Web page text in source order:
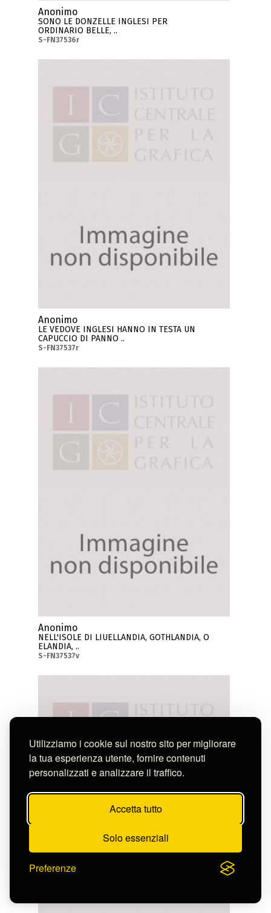
Utilizziamo i cookie sul nostro sito per migliorare
la tua esperienza utente, fornire contenuti
personalizzati e analizzare il traffico.
Accetta tutto
Solo essenziali
Preferenze
Anonimo
SONO LE DONZELLE INGLESI PER
ORDINARIO BELLE, ..
S-FN37536r
Anonimo
LE VEDOVE INGLESI HANNO IN TESTA UN
CAPUCCIO DI PANNO ..
S-FN37537r
Anonimo
NELL'ISOLE DI LIUELLANDIA, GOTHLANDIA, O
ELANDIA, ..
S-FN37537v